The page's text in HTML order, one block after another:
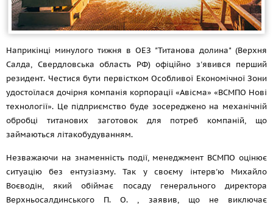
Наприкінці минулого тижня в ОЕЗ "Титанова долина" (Верхня
Салда, Свердловська область РФ) офіційно з'явився перший
резидент. Честися бути первістком Особливої Економічної Зони
удостоїлася дочірня компанія корпорації «Авісма» «ВСМПО Нові
технології». Це підприємство буде зосереджено на механічній
обробці титанових заготовок для потреб компаній, що
займаються літакобудуванням.
Незважаючи на знаменність події, менеджмент ВСМПО оцінює
ситуацію без ентузіазму. Так у своєму інтерв'ю Михайло
Воєводін, який обіймає посаду генерального директора
Верхньосалдинського П. О. , заявив, що не виключає